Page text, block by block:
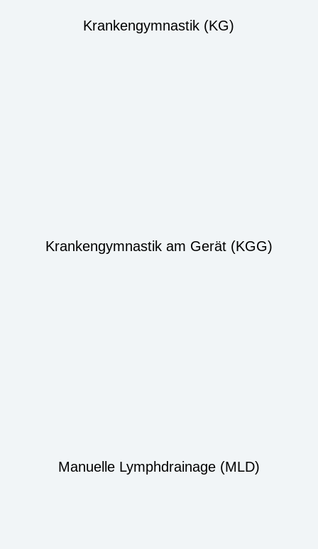
Krankengymnastik (KG)
Krankengymnastik am Gerät (KGG)
Manuelle Lymphdrainage (MLD)